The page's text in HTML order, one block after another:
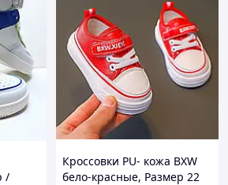
/
Кроссовки PU- кожа BXW
бело-красные, Размер 22